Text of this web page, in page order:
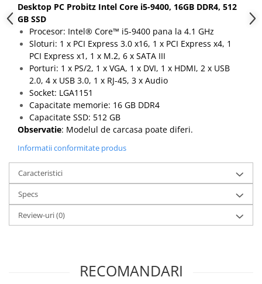
Desktop PC Probitz Intel Core i5-9400, 16GB DDR4, 512
GB SSD
Procesor: Intel® Core™ i5-9400 pana la 4.1 GHz
Sloturi: 1 x PCI Express 3.0 x16, 1 x PCI Express x4, 1
PCI Express x1, 1 x M.2, 6 x SATA III
Porturi: 1 x PS/2, 1 x VGA, 1 x DVI, 1 x HDMI, 2 x USB
2.0, 4 x USB 3.0, 1 x RJ-45, 3 x Audio
Socket: LGA1151
Capacitate memorie: 16 GB DDR4
Capacitate SSD: 512 GB
Observatie: Modelul de carcasa poate diferi.
Informatii conformitate produs
Caracteristici
Specs
Review-uri(0)
RECOMANDARI